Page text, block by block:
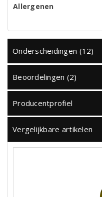
Allergenen
Onderscheidingen (12)
Beoordelingen (2)
Producentprofiel
Vergelijkbare artikelen